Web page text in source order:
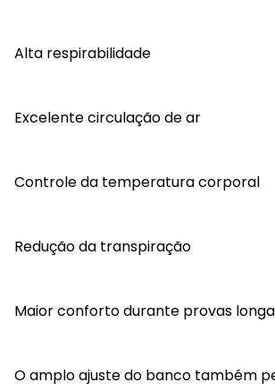
Alta respirabilidade
Excelente circulação de ar
Controle da temperatura corporal
Redução da transpiração
Maior conforto durante provas
O amplo ajuste do banco também